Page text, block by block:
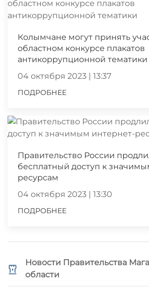
Колымчане могут принять
областном конкурсе плакатов
антикоррупционной тематики
04 октября 2023 | 13:37
ПОДРОБНЕЕ
Правительство России
бесплатный доступ к
ресурсам
04 октября 2023 | 13:30
ПОДРОБНЕЕ
Новости Правительства
области